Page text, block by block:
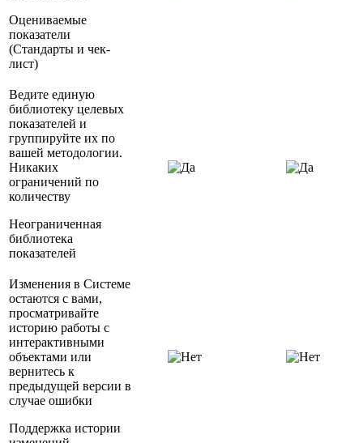
Оцениваемые
показатели
(Стандарты и чек-
лист)
Ведите единую
библиотеку целевых
показателей и
группируйте их по
вашей методологии.
Никаких
ограничений по
количеству
Неограниченная
библиотека
показателей
Изменения в Системе
остаются с вами,
просматривайте
историю работы с
интерактивными
объектами или
вернитесь к
предыдущей версии в
случае ошибки
Поддержка истории